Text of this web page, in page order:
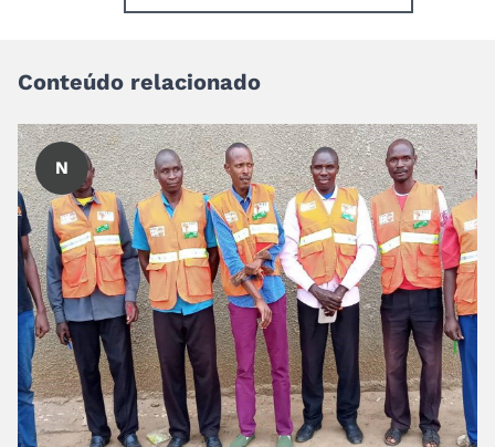
Conteúdo relacionado
N